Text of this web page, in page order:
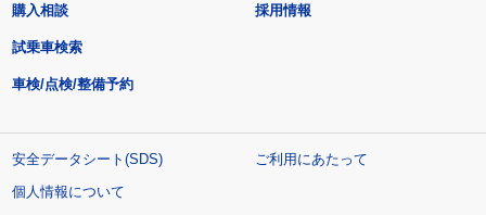
購入相談
試乗車検索
車検/点検/整備予約
採用情報
安全データシート(SDS)
ご利用にあたって
個人情報について